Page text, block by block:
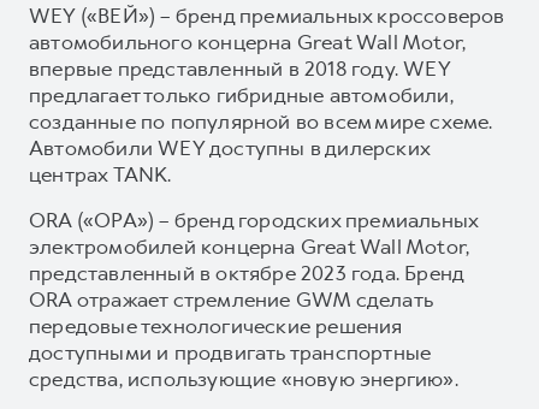
WEY («ВЕЙ») – бренд премиальных кроссоверов
автомобильного концерна Great Wall Motor,
впервые представленный в 2018 году. WEY
предлагает только гибридные автомобили,
созданные по популярной во всем мире схеме.
Автомобили WEY доступны в дилерских
центрах TANK.
ORA («ОРА») – бренд городских премиальных
электромобилей концерна Great Wall Motor,
представленный в октябре 2023 года. Бренд
ORA отражает стремление GWM сделать
передовые технологические решения
доступными и продвигать транспортные
средства, использующие «новую энергию».